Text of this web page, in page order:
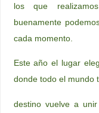
los que
buenamente
cada momento.
Este año el lugar
donde todo el mundo
destino vuelve a